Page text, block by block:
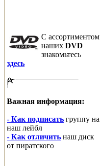
C ассортиментом
наших DVD
знакомьтесь
здесь
Важная информация:
- Как подписать группу на
наш лейбл
- Как отличить наш диск
от пиратского